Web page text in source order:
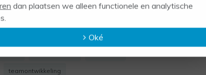
teamontwikkeling
dan plaatsen we alleen functionele en analytische
Oké